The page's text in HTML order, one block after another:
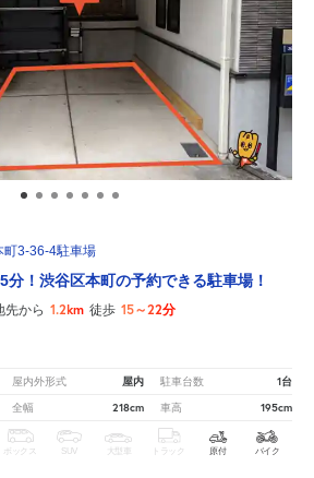
町3-36-4駐車場
分！渋谷区本町の予約できる駐車場！
先から 1.2km 徒歩 15～22分
屋内外形式 屋内 駐車台数 1台
全幅 218cm 車高 195cm
ボックス SUV 大型車 トラック 原付 バイク